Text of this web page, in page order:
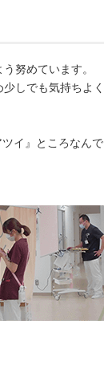
努めています。
しでも気持ちよく
イ』ところなんで